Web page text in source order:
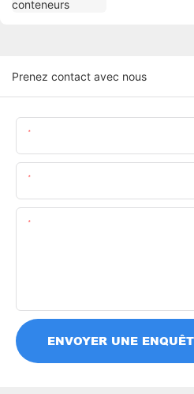
Prenez contact avec nous
ENVOYER UNE